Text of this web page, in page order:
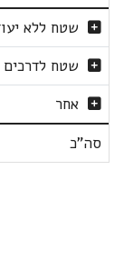
שטח ללא
שטח לדרכים
אחר
סה"כ